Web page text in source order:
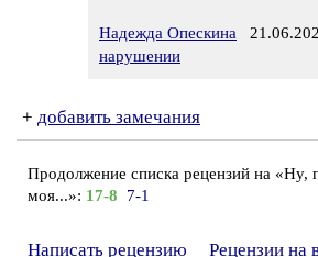
Надежда Опескина
нарушении
+ добавить замечания
Продолжение списка рецензий на «Ну,
моя...»: 17-8 7-1
Написать рецензию Рецензии на